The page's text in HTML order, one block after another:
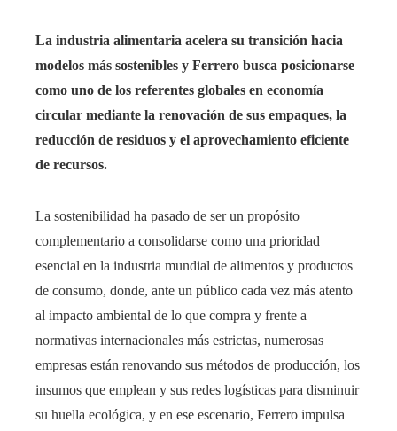
La industria alimentaria acelera su transición hacia
modelos más sostenibles y Ferrero busca posicionarse
como uno de los referentes globales en economía
circular mediante la renovación de sus empaques, la
reducción de residuos y el aprovechamiento eficiente
de recursos.
La sostenibilidad ha pasado de ser un propósito
complementario a consolidarse como una prioridad
esencial en la industria mundial de alimentos y productos
de consumo, donde, ante un público cada vez más atento
al impacto ambiental de lo que compra y frente a
normativas internacionales más estrictas, numerosas
empresas están renovando sus métodos de producción, los
insumos que emplean y sus redes logísticas para disminuir
su huella ecológica, y en ese escenario, Ferrero impulsa